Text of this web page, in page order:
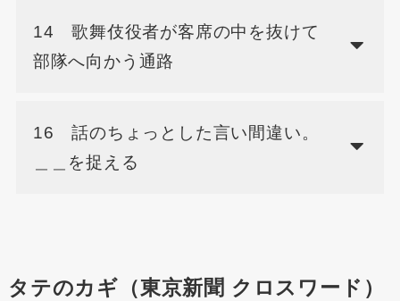
14 歌舞伎役者が客席の中を抜けて
部隊へ向かう通路
16 話のちょっとした言い間違い。
＿＿を捉える
タテのカギ（東京新聞 クロスワード）